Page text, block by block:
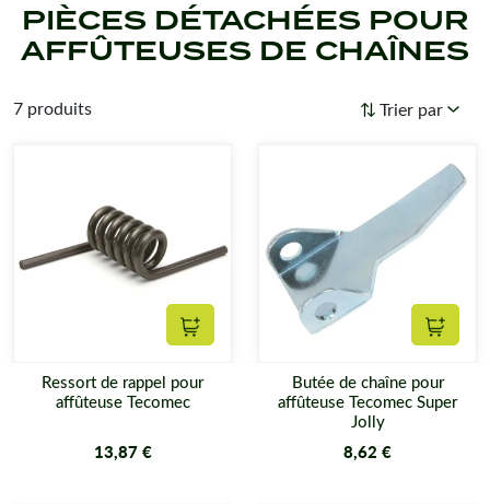
PIÈCES DÉTACHÉES POUR
AFFÛTEUSES DE CHAÎNES
7 produits Trier par
Ajouter au panier
Ressort de rappel pour
affûteuse Tecomec
13,87 €
Butée de chaîne pour
affûteuse Tecomec Super
Jolly
8,62 €